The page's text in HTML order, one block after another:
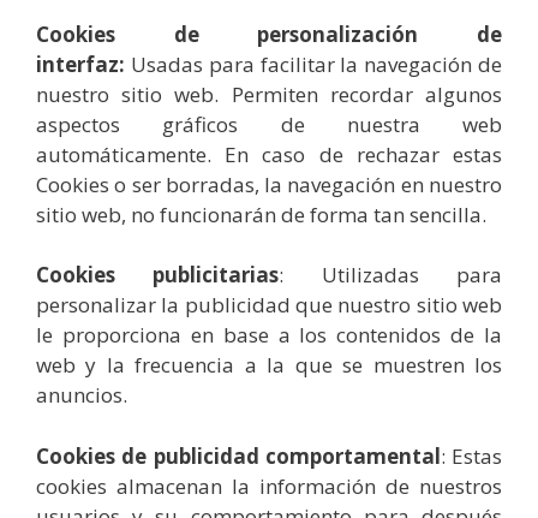
Cookies de personalización de
interfaz: Usadas para facilitar la navegación de
nuestro sitio web. Permiten recordar algunos
aspectos gráficos de nuestra web
automáticamente. En caso de rechazar estas
Cookies o ser borradas, la navegación en nuestro
sitio web, no funcionarán de forma tan sencilla.
Cookies publicitarias: Utilizadas para
personalizar la publicidad que nuestro sitio web
le proporciona en base a los contenidos de la
web y la frecuencia a la que se muestren los
anuncios.
Cookies de publicidad comportamental: Estas
cookies almacenan la información de nuestros